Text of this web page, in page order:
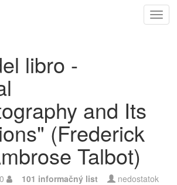
libro -
and Its
(Frederick
Talbot)
0 101 informačný list nedostatok